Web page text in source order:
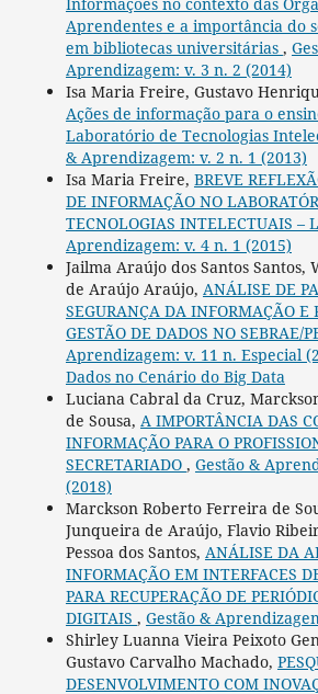
Informações no contexto das
Aprendentes e a importância do
em bibliotecas universitárias ,
Aprendizagem: v. 3 n. 2 (2014)
Isa Maria Freire, Gustavo
Ações de informação para o
Laboratório de Tecnologias
& Aprendizagem: v. 2 n. 1 (2013)
Isa Maria Freire, BREVE
DE INFORMAÇÃO NO
TECNOLOGIAS INTELECTUAIS –
Aprendizagem: v. 4 n. 1 (2015)
Jailma Araújo dos Santos Santos,
de Araújo Araújo, ANÁLISE DE
SEGURANÇA DA INFORMAÇÃO E
GESTÃO DE DADOS NO SEBRAE/
Aprendizagem: v. 11 n. Especial
Dados no Cenário do Big Data
Luciana Cabral da Cruz,
de Sousa, A IMPORTÂNCIA DAS
INFORMAÇÃO PARA O
SECRETARIADO , Gestão &
(2018)
Marckson Roberto Ferreira de
Junqueira de Araújo, Flavio
Pessoa dos Santos, ANÁLISE DA
INFORMAÇÃO EM INTERFACES
PARA RECUPERAÇÃO DE
DIGITAIS , Gestão &
Shirley Luanna Vieira Peixoto
Gustavo Carvalho Machado,
DESENVOLVIMENTO COM